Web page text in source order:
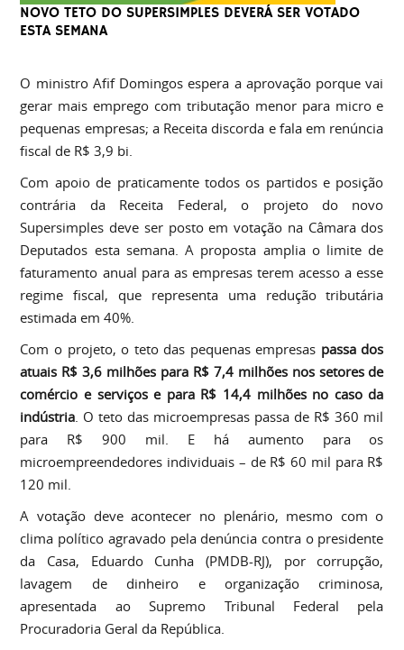
NOVO TETO DO SUPERSIMPLES DEVERÁ SER VOTADO
ESTA SEMANA
O ministro Afif Domingos espera a aprovação porque vai
gerar mais emprego com tributação menor para micro e
pequenas empresas; a Receita discorda e fala em renúncia
fiscal de R$ 3,9 bi.
Com apoio de praticamente todos os partidos e posição
contrária da Receita Federal, o projeto do novo
Supersimples deve ser posto em votação na Câmara dos
Deputados esta semana. A proposta amplia o limite de
faturamento anual para as empresas terem acesso a esse
regime fiscal, que representa uma redução tributária
estimada em 40%.
Com o projeto, o teto das pequenas empresas passa dos
atuais R$ 3,6 milhões para R$ 7,4 milhões nos setores de
comércio e serviços e para R$ 14,4 milhões no caso da
indústria. O teto das microempresas passa de R$ 360 mil
para R$ 900 mil. E há aumento para os
microempreendedores individuais – de R$ 60 mil para R$
120 mil.
A votação deve acontecer no plenário, mesmo com o
clima político agravado pela denúncia contra o presidente
da Casa, Eduardo Cunha (PMDB-RJ), por corrupção,
lavagem de dinheiro e organização criminosa,
apresentada ao Supremo Tribunal Federal pela
Procuradoria Geral da República.